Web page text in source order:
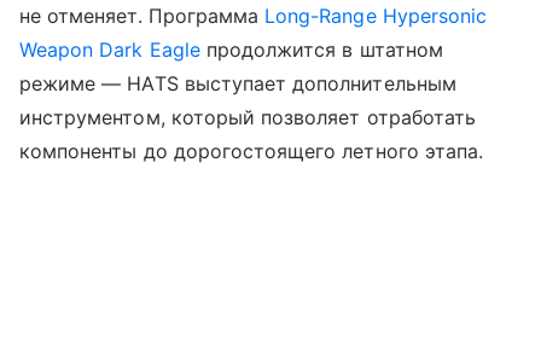
не отменяет. Программа Long-Range Hypersonic
Weapon Dark Eagleпродолжится в штатном
режиме — HATS выступает дополнительным
инструментом, который позволяет отработать
компоненты до дорогостоящего летного этапа.